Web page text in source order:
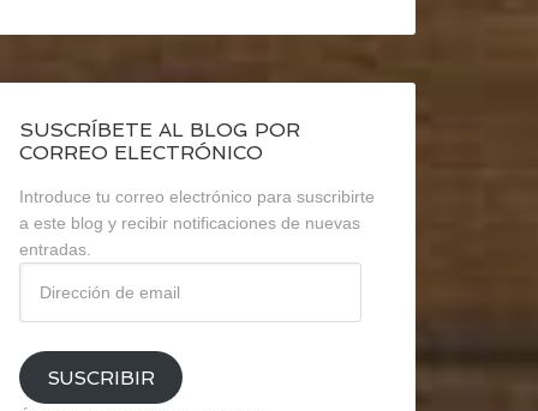
SUSCRÍBETE AL BLOG POR
CORREO ELECTRÓNICO
Introduce tu correo electrónico para suscribirte
a este blog y recibir notificaciones de nuevas
entradas.
email
SUSCRIBIR